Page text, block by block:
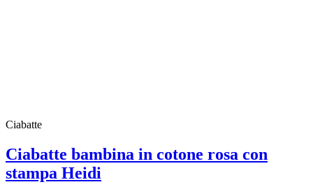
Ciabatte
Ciabatte bambina in cotone rosa con
stampa Heidi